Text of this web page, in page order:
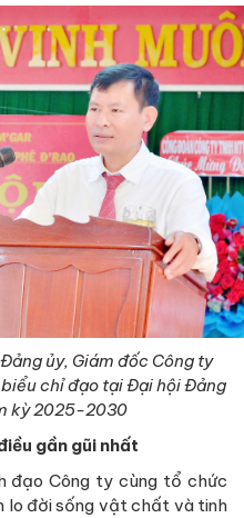
ủy, Giám đốc Công ty
chỉ đạo tại Đại hội Đảng
kỳ 2025-2030
gần gũi nhất
đạo Công ty cùng tổ chức
lo đời sống vật chất và tinh